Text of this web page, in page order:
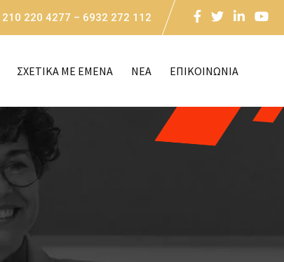
210 220 4277 – 6932 272 112
ΣΧΕΤΙΚΑ ΜΕ ΕΜΕΝΑ NEA ΕΠΙΚΟΙΝΩΝΙΑ